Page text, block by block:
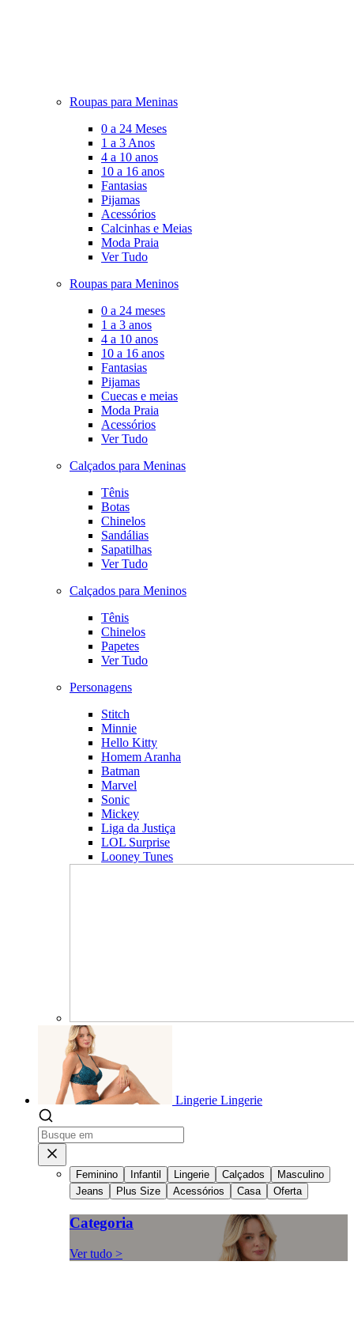
Roupas para Meninas
0 a 24 Meses
1 a 3 Anos
4 a 10 anos
10 a 16 anos
Fantasias
Pijamas
Acessórios
Calcinhas e Meias
Moda Praia
Ver Tudo
Roupas para Meninos
0 a 24 meses
1 a 3 anos
4 a 10 anos
10 a 16 anos
Fantasias
Pijamas
Cuecas e meias
Moda Praia
Acessórios
Ver Tudo
Calçados para Meninas
Tênis
Botas
Chinelos
Sandálias
Sapatilhas
Ver Tudo
Calçados para Meninos
Tênis
Chinelos
Papetes
Ver Tudo
Personagens
Stitch
Minnie
Hello Kitty
Homem Aranha
Batman
Marvel
Sonic
Mickey
Liga da Justiça
LOL Surprise
Looney Tunes
Lingerie Lingerie
Feminino Infantil Lingerie Calçados
Masculino
Jeans
Plus Size Acessórios Casa Oferta
Categoria
Ver tudo >